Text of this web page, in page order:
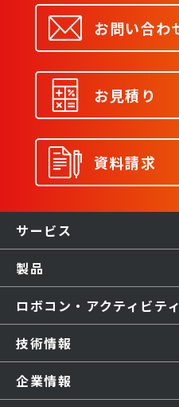
お問い合わ
お見積り
資料請求
サービス
製品
ロボコン・アクティビティ
技術情報
企業情報